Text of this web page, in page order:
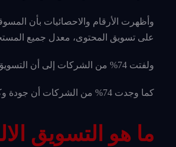
على تسويق المحتوى، معدل جميع
ولفتت 74% من الشركات إلى أن التسويق بالمحتوى يزيد من جودة وكفاءة فرق التسويق الخاصة بها.
كما وجدت 74% من الشركات أن جودة وكمية العملاء قد ارتفعت مع طرحها لاستراتيجية التسويق بالمحتوى.
ما هو التسويق